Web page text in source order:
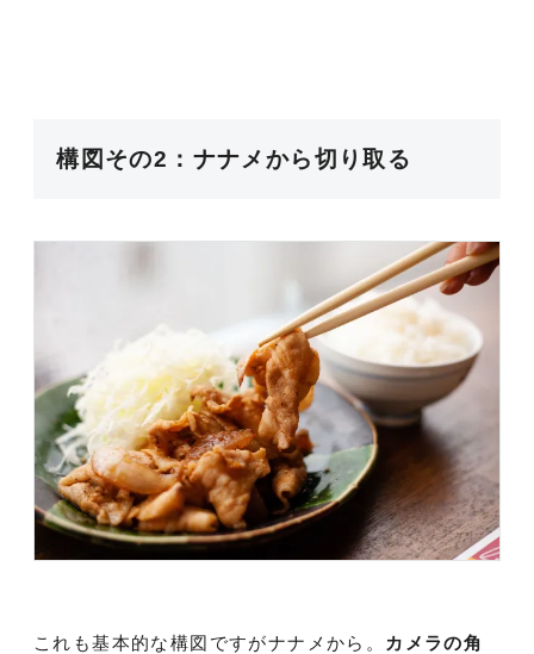
構図その2：ナナメから切り取る
これも基本的な構図ですがナナメから。
カメラの角